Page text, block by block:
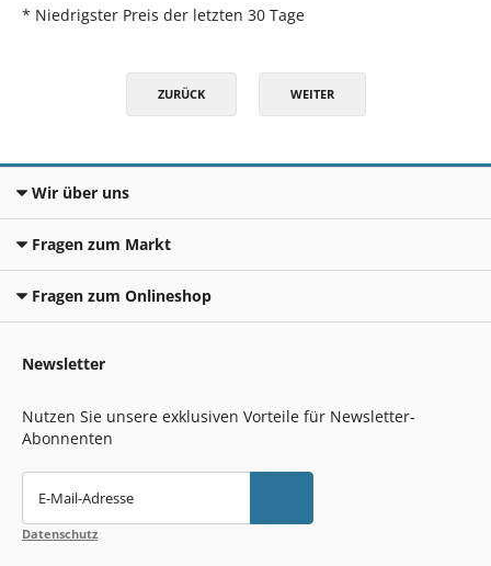
* Niedrigster Preis der letzten 30 Tage
ZURÜCK WEITER
Wir über uns
Fragen zum Markt
Fragen zum Onlineshop
Newsletter
Nutzen Sie unsere exklusiven Vorteile für Newsletter-
Abonnenten
E-Mail-Adresse
Datenschutz